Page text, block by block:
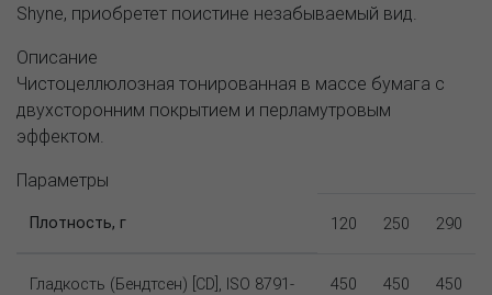
Shyne, приобретет поистине незабываемый вид.
Описание
Чистоцеллюлозная тонированная в массе бумага с
двухсторонним покрытием и перламутровым
эффектом.
Параметры
Плотность, г 120 250 290
Гладкость (Бендтсен) [CD], ISO 8791-
450 450 450